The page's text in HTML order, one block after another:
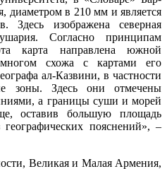
диаметром в 210 мм и является
изображена северная
Согласно принципам
карта направлена южной
схожа с картами его
ал-Казвини, в частности
зоны. Здесь они отмечены
а границы суши и морей
оставив большую площадь
пояснений», –
Великая и Малая Армения,